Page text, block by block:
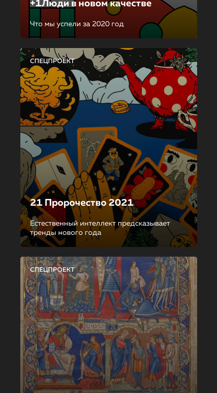
+1Люди в новом качестве
Что мы успели за 2020 год
СПЕЦПРОЕКТ
21 Пророчество 2021
Естественный интеллект предсказывает
тренды нового года
СПЕЦПРОЕКТ